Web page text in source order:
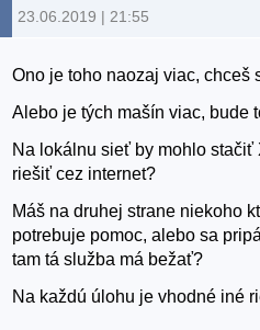
23.06.2019 | 21:55
Ono je toho naozaj viac, chceš
Alebo je tých mašín viac, bude
Na lokálnu sieť by mohlo
riešiť cez internet?
Máš na druhej strane niekoho
potrebuje pomoc, alebo sa
tam tá služba má bežať?
Na každú úlohu je vhodné iné